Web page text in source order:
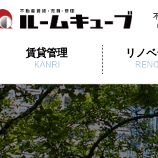
賃貸管理
KANRI
リノ